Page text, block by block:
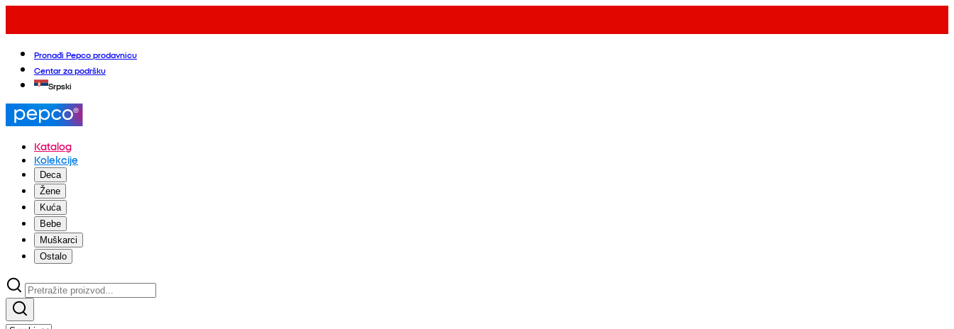
Pronađi Pepco prodavnicu
Centar za podršku
Srpski
Katalog
Kolekcije
Deca
Žene
Kuća
Bebe
Muškarci
Ostalo